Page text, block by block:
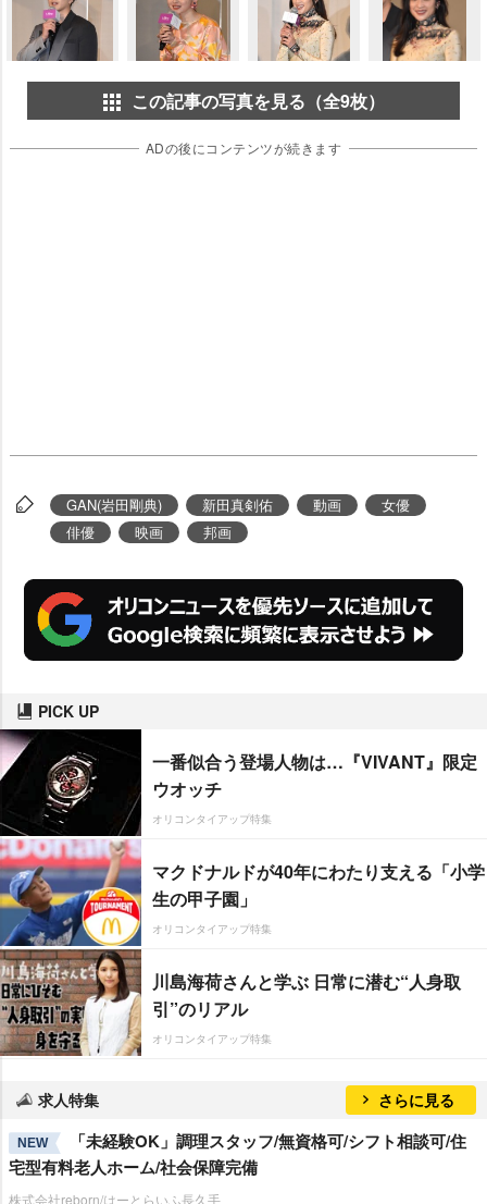
この記事の写真を見る（全9枚）
ADの後にコンテンツが続きます
GAN(岩田剛典) 新田真剣佑 動画
女優
俳優
映画 邦画
PICK UP
一番似合う登場人物は…『VIVANT』限定
ウオッチ
オリコンタイアップ特集
マクドナルドが40年にわたり支える「小学
生の甲子園」
オリコンタイアップ特集
川島海荷さんと学ぶ 日常に潜む“人身取
引”のリアル
オリコンタイアップ特集
求人特集 さらに見る
NEW
「未経験OK」調理スタッフ/無資格可/シフト相談可/住
宅型有料老人ホーム/社会保障完備
株式会社reborn/はーとらいふ長久手